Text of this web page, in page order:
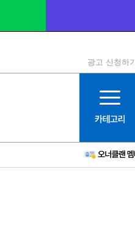
11등급
12등급
14등급
광고 신청하기